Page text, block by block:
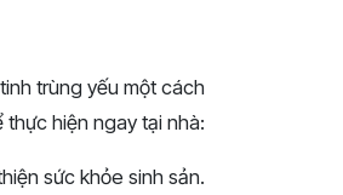
trùng yếu một cách
hiện ngay tại nhà:
sức khỏe sinh sản.